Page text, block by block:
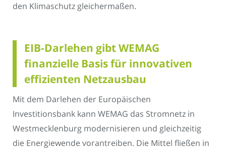
den Klimaschutz gleichermaßen.
EIB-Darlehen gibt WEMAG
finanzielle Basis für innovativen
effizienten Netzausbau
Mit dem Darlehen der Europäischen
Investitionsbank kann WEMAG das Stromnetz in
Westmecklenburg modernisieren und gleichzeitig
die Energiewende vorantreiben. Die Mittel fließen in